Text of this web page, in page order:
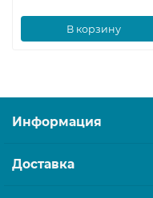
В корзину
Информация
Доставка